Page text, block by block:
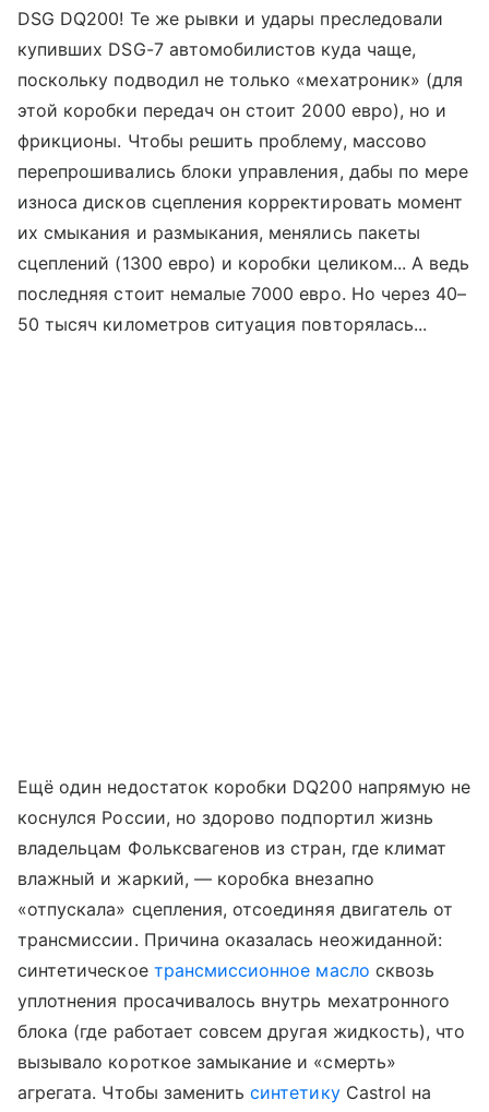
DSG DQ200! Те же рывки и удары преследовали
купивших DSG-7 автомобилистов куда чаще,
поскольку подводил не только «мехатроник» (для
этой коробки передач он стоит 2000 евро), но и
фрикционы. Чтобы решить проблему, массово
перепрошивались блоки управления, дабы по мере
износа дисков сцепления корректировать момент
их смыкания и размыкания, менялись пакеты
сцеплений (1300 евро) и коробки целиком... А ведь
последняя стоит немалые 7000 евро. Но через 40–
50 тысяч километров ситуация повторялась...
Ещё один недостаток коробки DQ200 напрямую не
коснулся России, но здорово подпортил жизнь
владельцам Фольксвагенов из стран, где климат
влажный и жаркий, — коробка внезапно
«отпускала» сцепления, отсоединяя двигатель от
трансмиссии. Причина оказалась неожиданной:
синтетическое трансмиссионное масло сквозь
уплотнения просачивалось внутрь мехатронного
блока (где работает совсем другая жидкость), что
вызывало короткое замыкание и «смерть»
агрегата. Чтобы заменитьсинтетикуCastrol на